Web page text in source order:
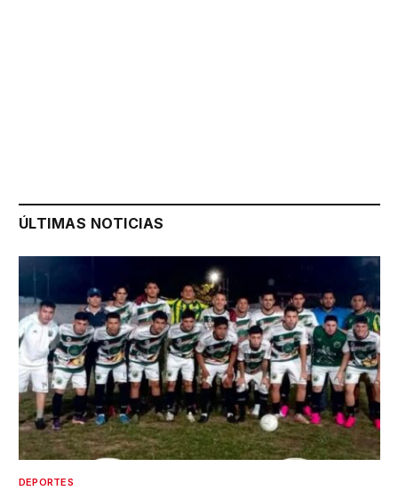
ÚLTIMAS NOTICIAS
DEPORTES